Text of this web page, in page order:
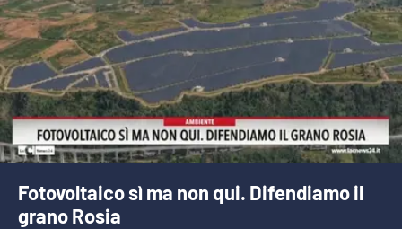
Fotovoltaico sì ma non qui. Difendiamo il
grano Rosia